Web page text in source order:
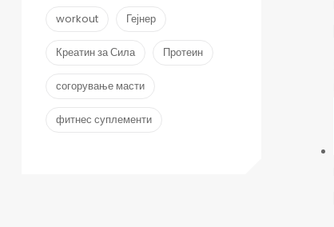
workout Гејнер
Креатин за Сила Протеин
согорување масти
фитнес суплементи